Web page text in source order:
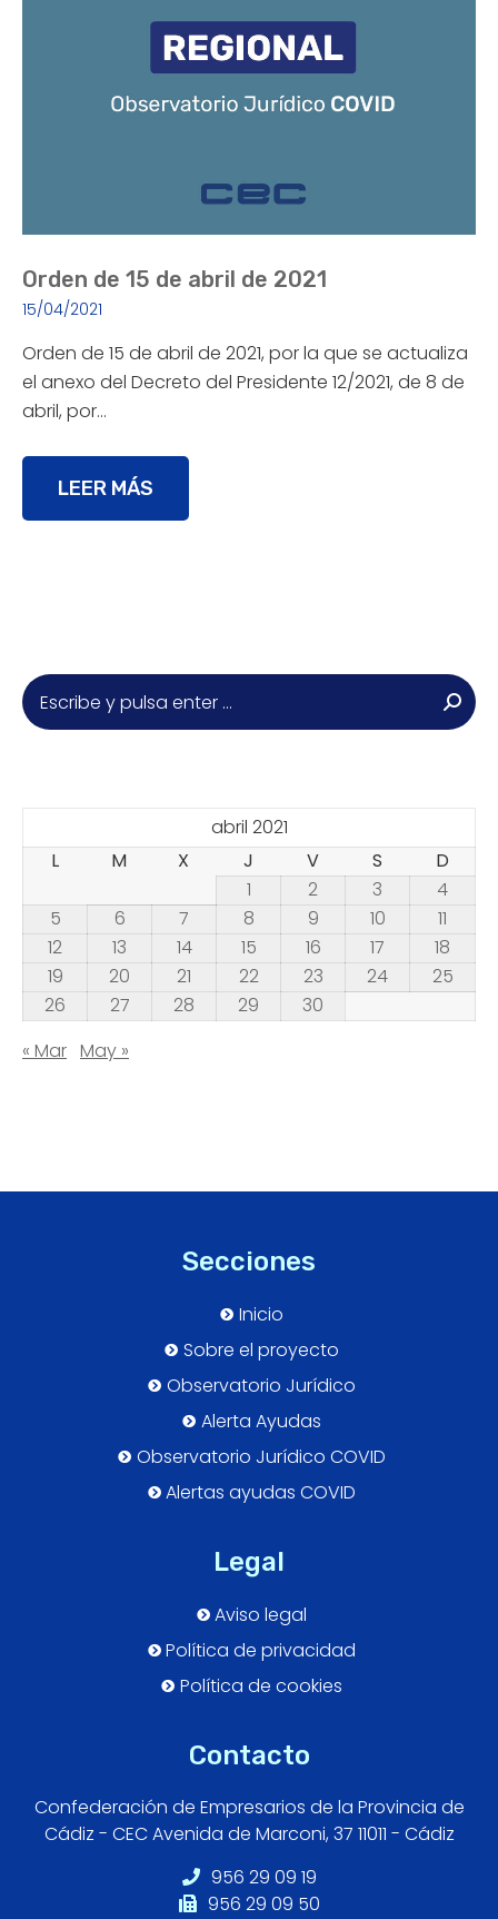
Orden de 15 de abril de 2021
15/04/2021
Orden de 15 de abril de 2021, por la que se actualiza
el anexo del Decreto del Presidente 12/2021, de 8 de
abril, por…
LEER MÁS
Buscar:
abril 2021
L
M X J V S
D
1
2 3
4
5
6 7 8 9 10
11
12
13 14 15 16 17
18
19
20 21 22 23 24
25
26
27 28 29
30
« Mar May »
Secciones
Inicio
Sobre el proyecto
Observatorio Jurídico
Alerta Ayudas
Observatorio Jurídico COVID
Alertas ayudas COVID
Legal
Aviso legal
Política de privacidad
Política de cookies
Contacto
Confederación de Empresarios de la Provincia de
Cádiz - CEC Avenida de Marconi, 37 11011 - Cádiz
956 29 09 19
956 29 09 50